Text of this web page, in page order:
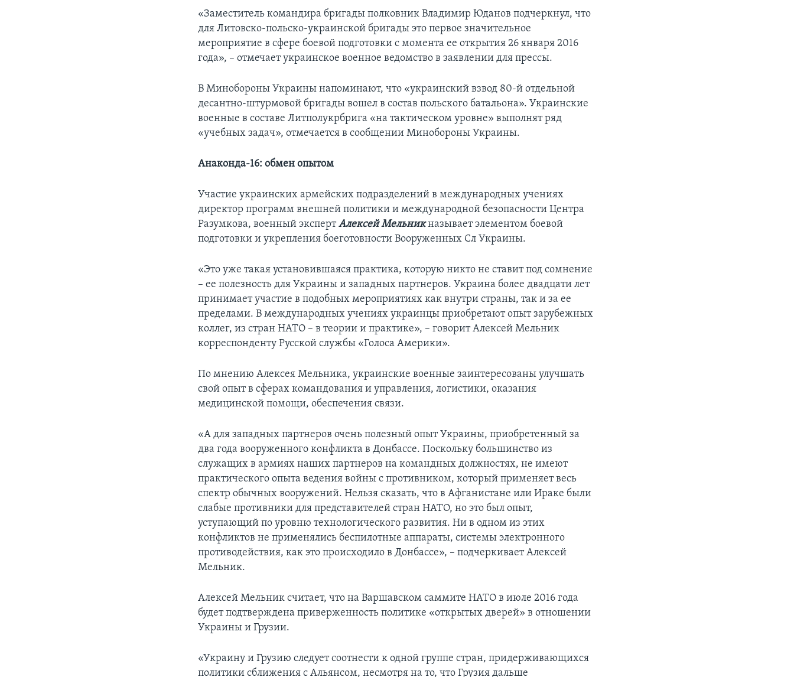
«Заместитель командира бригады полковник Владимир Юданов подчеркнул, что
для Литовско-польско-украинской бригады это первое значительное
мероприятие в сфере боевой подготовки с момента ее открытия 26 января 2016
года», – отмечает украинское военное ведомство в заявлении для прессы.
В Минобороны Украины напоминают, что «украинский взвод 80-й отдельной
десантно-штурмовой бригады вошел в состав польского батальона». Украинские
военные в составе Литполукрбрига «на тактическом уровне» выполнят ряд
«учебных задач», отмечается в сообщении Минобороны Украины.
Анаконда-16: обмен опытом
Участие украинских армейских подразделений в международных учениях
директор программ внешней политики и международной безопасности Центра
Разумкова, военный экспертАлексей Мельникназывает элементом боевой
подготовки и укрепления боеготовности Вооруженных Сл Украины.
«Это уже такая установившаяся практика, которую никто не ставит под сомнение
– ее полезность для Украины и западных партнеров. Украина более двадцати лет
принимает участие в подобных мероприятиях как внутри страны, так и за ее
пределами. В международных учениях украинцы приобретают опыт зарубежных
коллег, из стран НАТО – в теории и практике», – говорит Алексей Мельник
корреспонденту Русской службы «Голоса Америки».
По мнению Алексея Мельника, украинские военные заинтересованы улучшать
свой опыт в сферах командования и управления, логистики, оказания
медицинской помощи, обеспечения связи.
«А для западных партнеров очень полезный опыт Украины, приобретенный за
два года вооруженного конфликта в Донбассе. Поскольку большинство из
служащих в армиях наших партнеров на командных должностях, не имеют
практического опыта ведения войны с противником, который применяет весь
спектр обычных вооружений. Нельзя сказать, что в Афганистане или Ираке были
слабые противники для представителей стран НАТО, но это был опыт,
уступающий по уровню технологического развития. Ни в одном из этих
конфликтов не применялись беспилотные аппараты, системы электронного
противодействия, как это происходило в Донбассе», – подчеркивает Алексей
Мельник.
Алексей Мельник считает, что на Варшавском саммите НАТО в июле 2016 года
будет подтверждена приверженность политике «открытых дверей» в отношении
Украины и Грузии.
«Украину и Грузию следует соотнести к одной группе стран, придерживающихся
политики сближения с Альянсом, несмотря на то, что Грузия дальше